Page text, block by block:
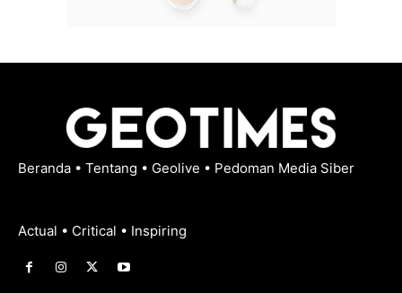
Beranda • Tentang • Geolive • Pedoman Media Siber
Actual • Critical • Inspiring